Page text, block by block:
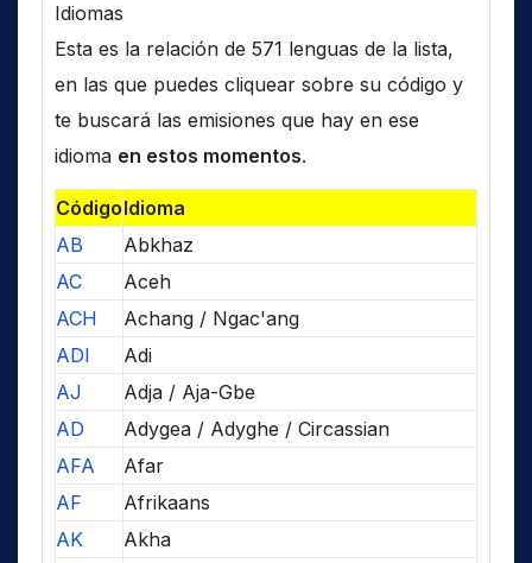
Idiomas
Esta es la relación de 571 lenguas de la lista,
en las que puedes cliquear sobre su código y
te buscará las emisiones que hay en ese
idioma en estos momentos.
CódigoIdioma
AB
Abkhaz
AC
Aceh
ACH
Achang / Ngac'ang
ADI
Adi
AJ
Adja / Aja-Gbe
AD
Adygea / Adyghe / Circassian
AFA
Afar
AF
Afrikaans
AK
Akha